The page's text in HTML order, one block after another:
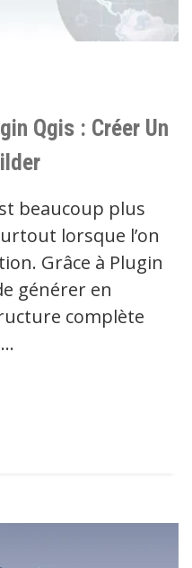
Qgis : Créer Un
beaucoup plus
lorsque l’on
Grâce à Plugin
générer en
complète